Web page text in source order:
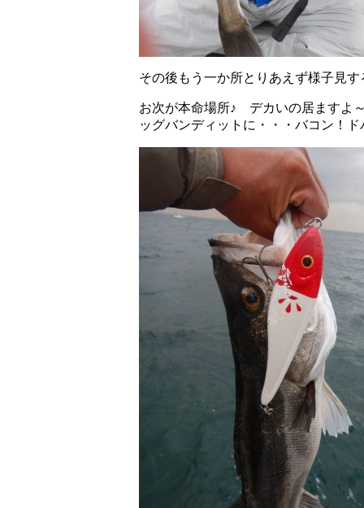
その後もう一か所とりあえず様子見
お次が本命場所♪ デカいの居ますよ
ッグバンディットに・・・バコン！